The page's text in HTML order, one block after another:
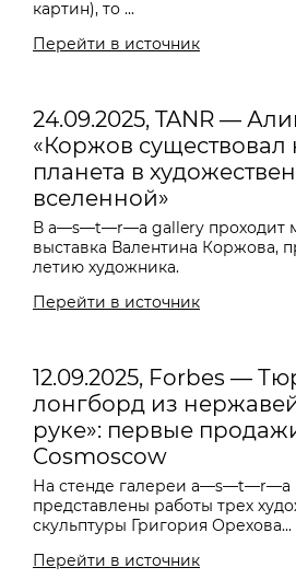
картин), то ...
Перейти в источник
24.09.2025, TANR —
«Коржов существовал
планета в
вселенной»
В a—s—t—r—a gallery проходит
выставка Валентина Коржова,
летию художника.
Перейти в источник
12.09.2025, Forbes —
лонгборд из
руке»: первые
Cosmoscow
На стенде галереи a—s—t—r—a
представлены работы трех
скульптуры Григория Орехова...
Перейти в источник